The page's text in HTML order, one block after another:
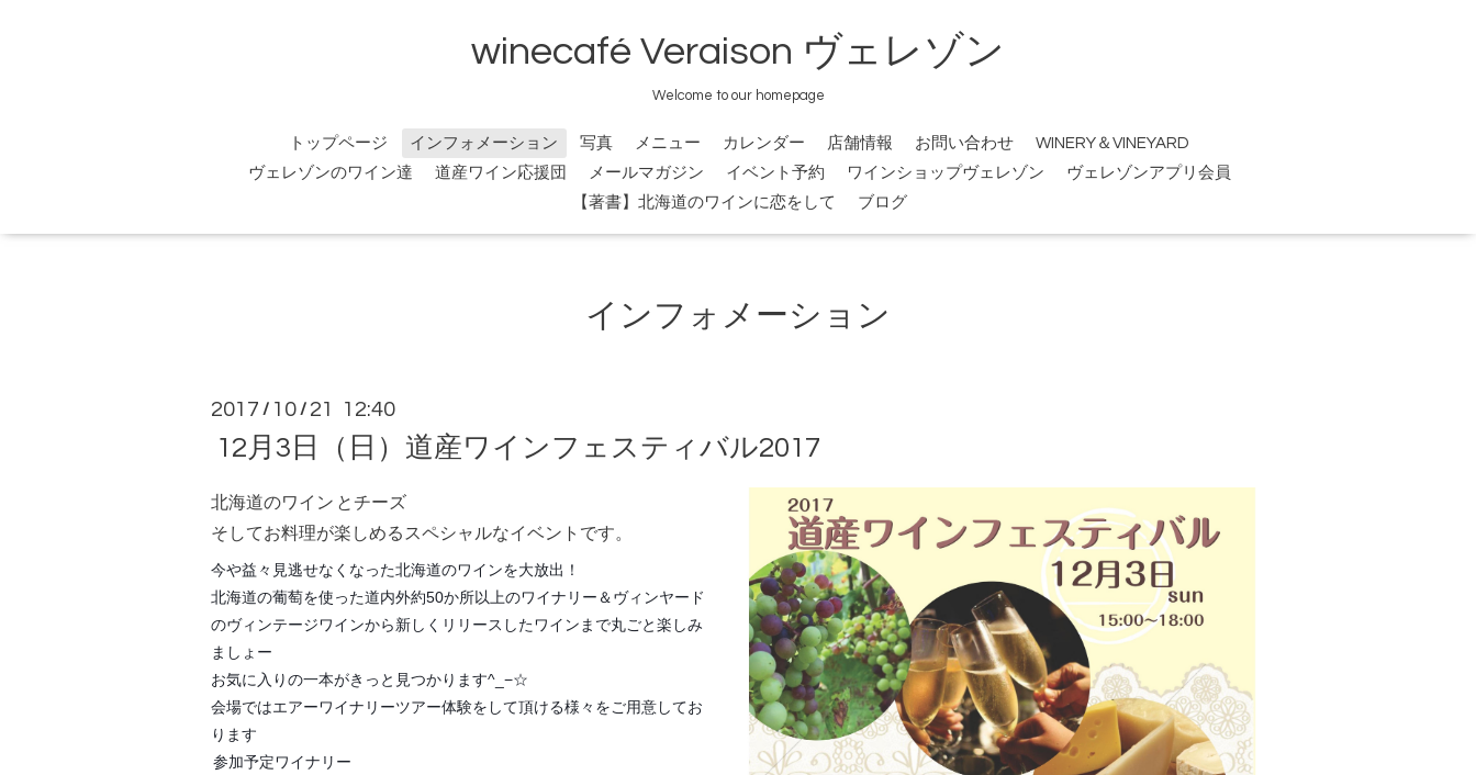
winecafé Veraison ヴェレゾン
Welcome to our homepage
トップページ インフォメーション 写真 メニュー カレンダー 店舗情報 お問い合わせ
WINERY＆VINEYARD
ヴェレゾンのワイン達
道産ワイン応援団 メールマガジン イベント予約 ワインショップヴェレゾン
ヴェレゾンアプリ会員
【著書】北海道のワインに恋をして
ブログ
インフォメーション
2017 / 10 / 21 12:40
12月3日（日）道産ワインフェスティバル2017
北海道のワイン とチーズ
そしてお料理が楽しめるスペシャルなイベントです。
今や益々見逃せなくなった北海道のワインを大放出！
北海道の葡萄を使った道内外約50か所以上のワイナリー＆ヴィンヤード
のヴィンテージワインから新しくリリースしたワインまで丸ごと楽しみ
ましょー
お気に入りの一本がきっと見つかります^_−☆
会場ではエアーワイナリーツアー体験をして頂ける様々をご用意してお
ります
参加予定ワイナリー